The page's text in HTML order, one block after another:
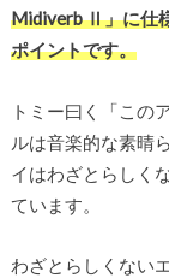
Midiverb Ⅱ」に仕
ポイントです。
トミー曰く「この
ルは音楽的な素晴
イはわざとらしく
ています。
わざとらしくない